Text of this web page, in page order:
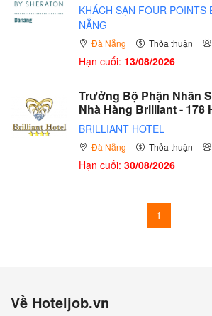
KHÁCH SẠN FOUR POINTS
NẴNG
Đà Nẵng Thỏa thuận
Hạn cuối: 13/08/2026
Trưởng Bộ Phận Nhân
Nhà Hàng Brilliant - 178
BRILLIANT HOTEL
Đà Nẵng Thỏa thuận
Hạn cuối: 30/08/2026
1
Về Hoteljob.vn